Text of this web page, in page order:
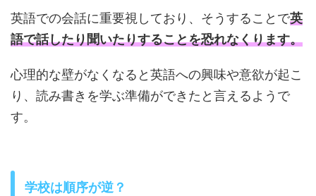
英語での会話に重要視しており、そうすることで英
語で話したり聞いたりすることを恐れなくります。
心理的な壁がなくなると英語への興味や意欲が起こ
り、読み書きを学ぶ準備ができたと言えるようで
す。
学校は順序が逆？